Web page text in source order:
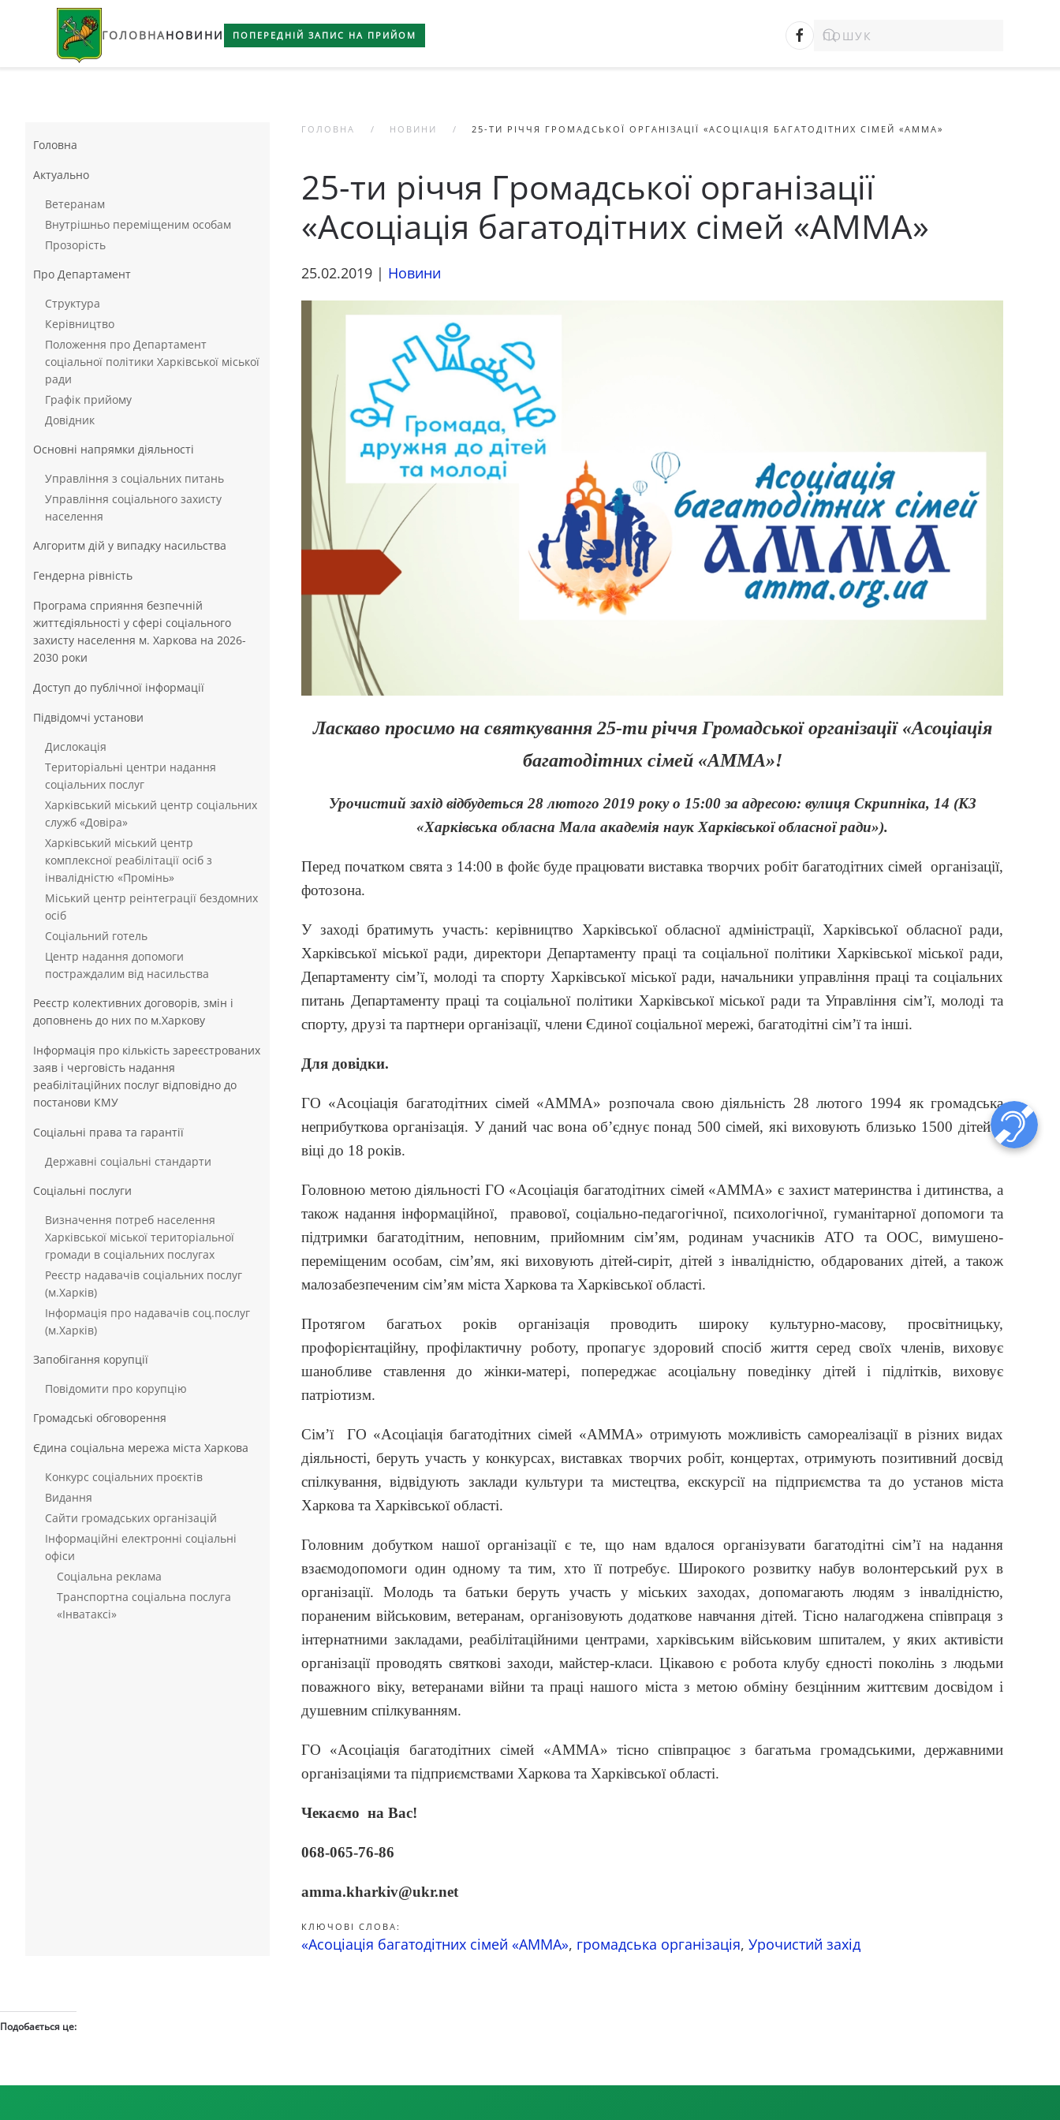
Skip to main content
ГОЛОВНАНОВИНИ ПОПЕРЕДНІЙ ЗАПИС НА ПРИЙОМ
Головна
Актуально
Ветеранам
Внутрішньо переміщеним особам
Прозорість
Про Департамент
Структура
Керівництво
Положення про Департамент
соціальної політики Харківської міської
ради
Графік прийому
Довідник
Основні напрямки діяльності
Управління з соціальних питань
Управління соціального захисту
населення
Алгоритм дій у випадку насильства
Гендерна рівність
Програма сприяння безпечній
життєдіяльності у сфері соціального
захисту населення м. Харкова на 2026-
2030 роки
Доступ до публічної інформації
Підвідомчі установи
Дислокація
Територіальні центри надання
соціальних послуг
Харківський міський центр соціальних
служб «Довіра»
Харківський міський центр
комплексної реабілітації осіб з
інвалідністю «Промінь»
Міський центр реінтеграції бездомних
осіб
Соціальний готель
Центр надання допомоги
постраждалим від насильства
Реєстр колективних договорів, змін і
доповнень до них по м.Харкову
Інформація про кількість зареєстрованих
заяв і черговість надання
реабілітаційних послуг відповідно до
постанови КМУ
Соціальні права та гарантії
Державні соціальні стандарти
Соціальні послуги
Визначення потреб населення
Харківської міської територіальної
громади в соціальних послугах
Реєстр надавачів соціальних послуг
(м.Харків)
Інформація про надавачів соц.послуг
(м.Харків)
Запобігання корупції
Повідомити про корупцію
Громадські обговорення
Єдина соціальна мережа міста Харкова
Конкурс соціальних проєктів
Видання
Сайти громадських організацій
Інформаційні електронні соціальні
офіси
Соціальна реклама
Транспортна соціальна послуга
«Інватаксі»
ГОЛОВНА НОВИНИ 25-ТИ РІЧЧЯ ГРОМАДСЬКОЇ ОРГАНІЗАЦІЇ «АСОЦІАЦІЯ БАГАТОДІТНИХ СІМЕЙ «АММА»
25-ти річчя Громадської організації
«Асоціація багатодітних сімей «АММА»
25.02.2019 | Новини
Ласкаво просимо на святкування 25-ти річчяГромадської організації «Асоціація
багатодітних сімей «АММА»!
Урочистий захід відбудеться 28 лютого 2019 року о 15:00 за адресою: вулиця Скрипніка, 14 (КЗ
«Харківська обласна Мала академія наук Харківської обласної ради»).
Перед початком свята з 14:00 в фойє буде працювати виставка творчих робіт багатодітних сімей організації,
фотозона.
У заході братимуть участь: керівництво Харківської обласної адміністрації, Харківської обласної ради,
Харківської міської ради, директори Департаменту праці та соціальної політики Харківської міської ради,
Департаменту сім’ї, молоді та спорту Харківської міської ради, начальники управління праці та соціальних
питань Департаменту праці та соціальної політики Харківської міської ради та Управління сім’ї, молоді та
спорту, друзі та партнери організації, члени Єдиної соціальної мережі, багатодітні сім’ї та інші.
Для довідки.
ГО «Асоціація багатодітних сімей «АММА» розпочала свою дiяльнiсть 28 лютого 1994 як громадська
неприбуткова організація. У даний час вона об’єднує понад 500 сімей, які виховують близько 1500 дітей у
віці до 18 років.
Головною метою діяльності ГО «Асоціація багатодітних сімей «АММА» є захист материнства і дитинства, а
також надання інформаційної, правової, соціально-педагогічної, психологічної, гуманітарної допомоги та
підтримки багатодітним, неповним, прийомним сім’ям, родинам учасників АТО та ООС, вимушено-
переміщеним особам, сім’ям, які виховують дітей-сиріт, дітей з інвалідністю, обдарованих дітей, а також
малозабезпеченим сім’ям міста Харкова та Харківської області.
Протягом багатьох років організація проводить широку культурно-масову, просвітницьку,
профорієнтаційну, профілактичну роботу, пропагує здоровий спосіб життя серед своїх членів, виховує
шанобливе ставлення до жінки-матері, попереджає асоціальну поведінку дітей і підлітків, виховує
патріотизм.
Сім’ї ГО «Асоціація багатодітних сімей «АММА» отримують можливість самореалізації в різних видах
діяльності, беруть участь у конкурсах, виставках творчих робіт, концертах, отримують позитивний досвід
спілкування, відвідують заклади культури та мистецтва, екскурсії на підприємства та до установ міста
Харкова та Харківської області.
Головним добутком нашої організації є те, що нам вдалося організувати багатодітні сім’ї на надання
взаємодопомоги один одному та тим, хто її потребує. Широкого розвитку набув волонтерський рух в
організації. Молодь та батьки беруть участь у міських заходах, допомагають людям з інвалідністю,
пораненим військовим, ветеранам, організовують додаткове навчання дітей. Тісно налагоджена співпраця з
інтернатними закладами, реабілітаційними центрами, харківським військовим шпиталем, у яких активісти
організації проводять святкові заходи, майстер-класи. Цікавою є робота клубу єдності поколінь з людьми
поважного віку, ветеранами війни та праці нашого міста з метою обміну безцінним життєвим досвідом і
душевним спілкуванням.
ГО «Асоціація багатодітних сімей «АММА» тісно співпрацює з багатьма громадськими, державними
організаціями та підприємствами Харкова та Харківської області.
Чекаємо на Вас!
068-065-76-86
amma.kharkiv@ukr.net
КЛЮЧОВІ СЛОВА:
«Асоціація багатодітних сімей «АММА», громадська організація, Урочистий захід
Подобається це: